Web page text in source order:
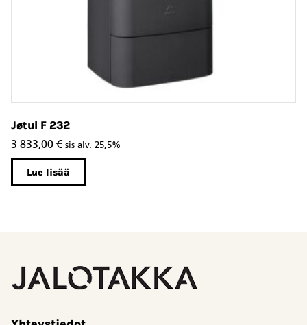
Jøtul F 232
3 833,00 € sis alv. 25,5%
Lue lisää